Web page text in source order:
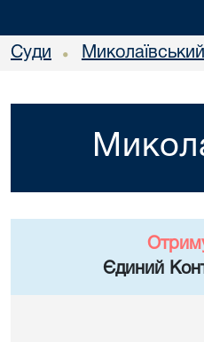
Суди •
Єдиний